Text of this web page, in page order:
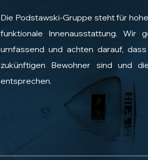
Die Podstawski-Gruppe steht für
funktionale Innenausstattung. Wir
umfassend und achten darauf,
zukünftigen Bewohner sind und
entsprechen.